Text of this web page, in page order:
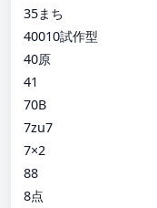
35まち
40010試作型
40原
41
70B
7zu7
7×2
88
8点